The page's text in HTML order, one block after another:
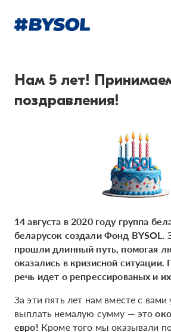
Нам 5 лет!
поздравления!
14 августа в 2020 году группа
беларусок создали Фонд BYSOL.
прошли длинный путь, помогая
оказались в кризисной
речь идет о репрессированых и
За эти пять лет нам вместе с вами
выплать немалую сумму — это
евро! Кроме того мы оказывали